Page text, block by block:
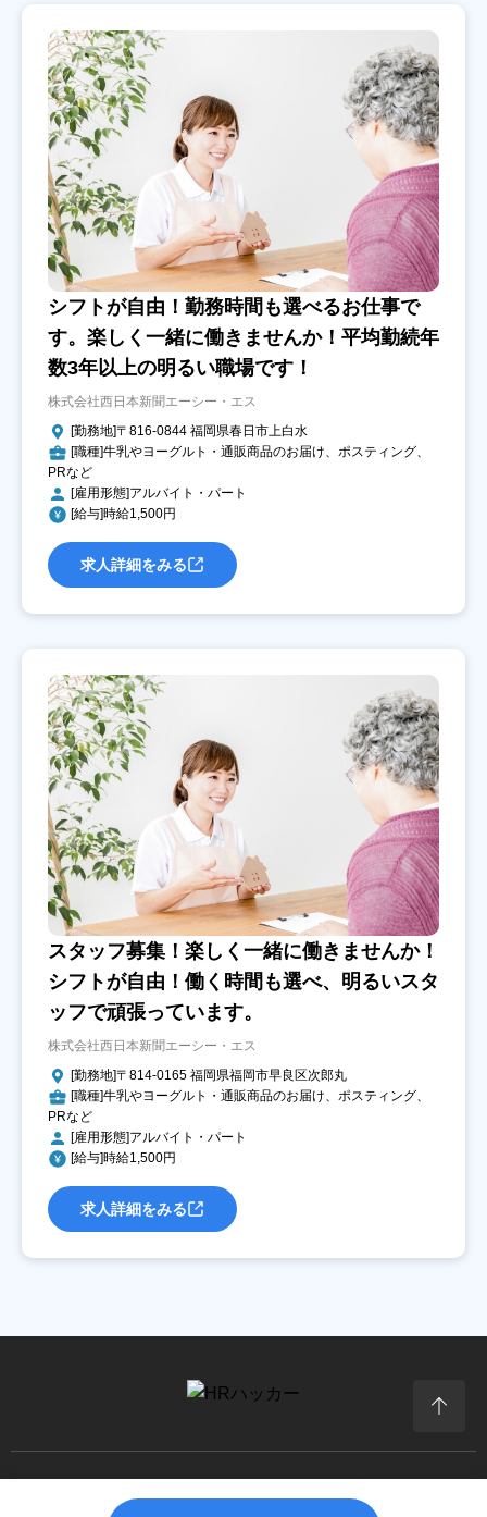
シフトが自由！勤務時間も選べるお仕事で
す。楽しく一緒に働きませんか！平均勤続年
数3年以上の明るい職場です！
株式会社西日本新聞エーシー・エス
[勤務地]〒816-0844 福岡県春日市上白水
[職種]牛乳やヨーグルト・通販商品のお届け、ポスティング、
PRなど
[雇用形態]アルバイト・パート
[給与]時給1,500円
求人詳細をみる
スタッフ募集！楽しく一緒に働きませんか！
シフトが自由！働く時間も選べ、明るいスタ
ッフで頑張っています。
株式会社西日本新聞エーシー・エス
[勤務地]〒814-0165 福岡県福岡市早良区次郎丸
[職種]牛乳やヨーグルト・通販商品のお届け、ポスティング、
PRなど
[雇用形態]アルバイト・パート
[給与]時給1,500円
求人詳細をみる
Copyright© 株式会社西日本新聞エーシー・エス All Rights